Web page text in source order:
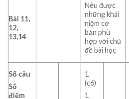
Bài 11,
12,
13,14
Nêu được
những khái
niệm cơ
bản phù
hợp với chủ
đề bài học
Số câu
Số
điểm
1
(c6)
1